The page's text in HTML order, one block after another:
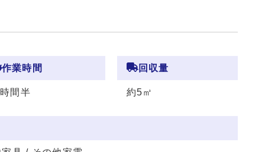
作業時間
間半
回収量
約5㎥